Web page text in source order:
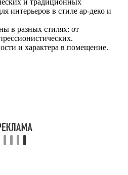
и традиционных
интерьеров в стиле ар-деко и
в разных стилях: от
и характера в помещение.